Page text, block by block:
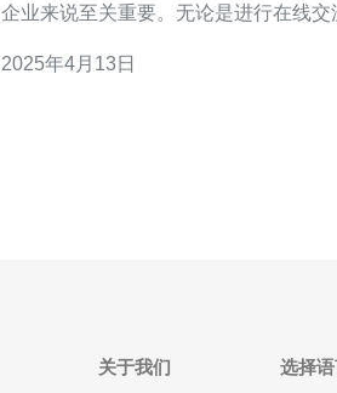
企业来说至关重要。无论是进行在线交
顺畅的体验。为了满足这一需求，双向
2025年4月13日
关于我们 选择